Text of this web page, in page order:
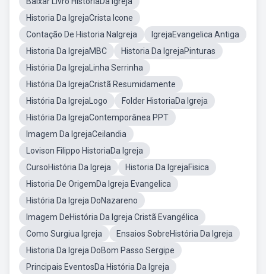
Historia Da IgrejaCrista Icone
Contação De Historia NaIgreja
IgrejaEvangelica Antiga
Historia Da IgrejaMBC
Historia Da IgrejaPinturas
História Da IgrejaLinha Serrinha
História Da IgrejaCristã Resumidamente
História Da IgrejaLogo
Folder HistoriaDa Igreja
História Da IgrejaContemporânea PPT
Imagem Da IgrejaCeilandia
Lovison Filippo HistoriaDa Igreja
CursoHistória Da Igreja
Historia Da IgrejaFisica
Historia De OrigemDa Igreja Evangelica
História Da Igreja DoNazareno
Imagem DeHistória Da Igreja Cristã Evangélica
Como Surgiua Igreja
Ensaios SobreHistória Da Igreja
Historia Da Igreja DoBom Passo Sergipe
Principais EventosDa História Da Igreja